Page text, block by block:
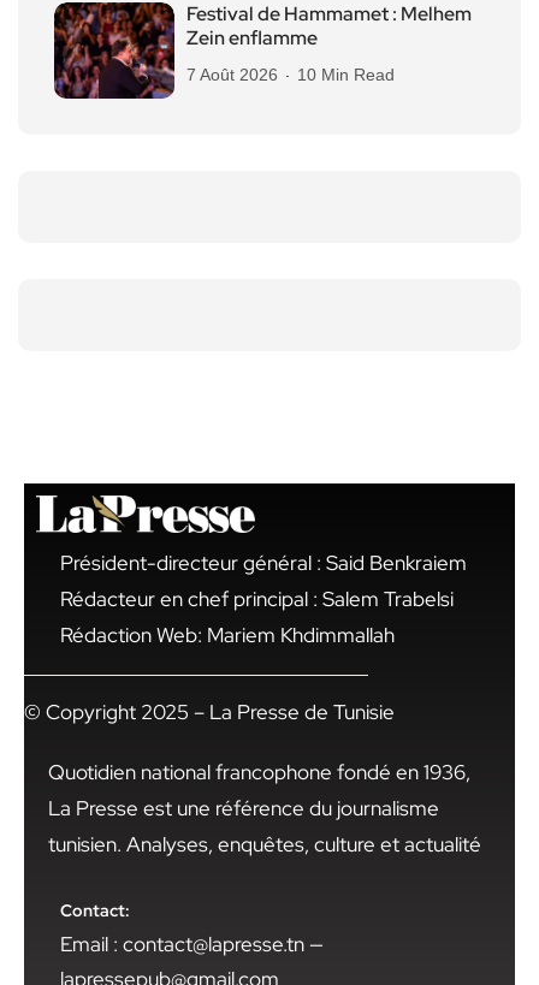
Festival de Hammamet : Melhem
Zein enflamme
7 Août 2026 10 Min Read
Président-directeur général : Said Benkraiem
Rédacteur en chef principal : Salem Trabelsi
Rédaction Web: Mariem Khdimmallah
© Copyright 2025 – La Presse de Tunisie
Quotidien national francophone fondé en 1936,
La Presse est une référence du journalisme
tunisien. Analyses, enquêtes, culture et actualité
Contact:
Email : contact@lapresse.tn —
lapressepub@gmail.com